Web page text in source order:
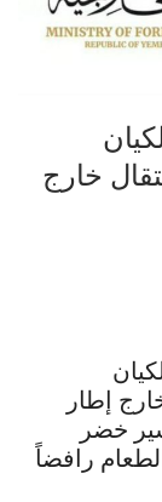
خارج
إطار
خضر
عن الطعام رافضاً